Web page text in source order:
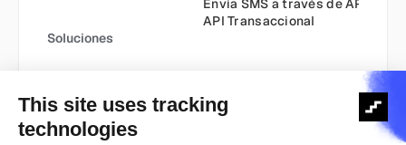
Envía SMS a través de API
API Transaccional
Soluciones
Derechos de autor ©️ 2025
Política de Cookies